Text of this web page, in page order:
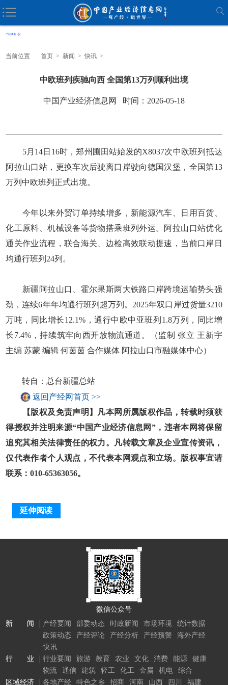
当前位置 首页 > 新闻 > 快讯 >
中欧班列疾驰向西 全国第13万列顺利出境
中国产业经济信息网 时间：2026-05-18
5月14日16时，郑州圃田站始发的X8037次中欧班列抵达
阿拉山口站，更换车次后驶离口岸驶向德国汉堡，全国第13
万列中欧班列正式出境。
今年以来外贸订单持续增多，新能源汽车、日用百货、
化工原料、机械设备等货物搭乘班列外运。阿拉山口站优化
通关作业流程，联合海关、边检高效联动提速，当前口岸日
均通行班列24列。
新疆阿拉山口、霍尔果斯两大铁路口岸跨境运输势头强
劲，连续6年年均通行班列超万列。2025年双口岸过货量3210
万吨，同比增长12.1%，通行中欧中亚班列1.8万列，同比增
长7.4%，持续筑牢向西开放物流通道。（监制 张立 王新宇
主编 苏蒙 编辑 何茵茵 合作媒体 阿拉山口市融媒体中心）
转自：总台新疆总站
返回产经网首页 >>
【版权及免责声明】凡本网所属版权作品，转载时须获
得授权并注明来源“中国产业经济信息网”，违者本网将保留
追究其相关法律责任的权力。凡转载文章及企业宣传资讯，
仅代表作者个人观点，不代表本网观点和立场。版权事宜请
联系：010-65363056。
延伸阅读
微信公众号
新 闻
产经要闻 部委动态 时政新闻 市场环境
统计数据
政策动态
产经评论 产经分析 产经预警
海外产经
快讯
行 业
行业要闻 旅游 教育 农业 文化 消费 能源
健康
物流
通信 建筑 轻工 化工 金属 机电
综合
区域经济
各地产经 特色之乡 招商 河南 山西 四川 福建